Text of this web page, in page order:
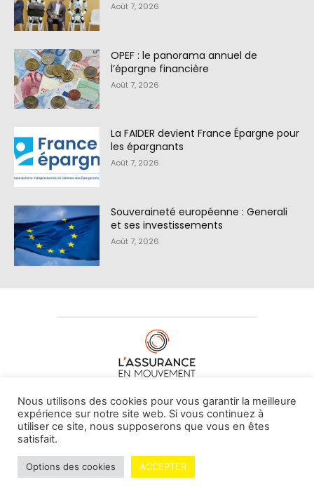
Août 7, 2026
OPEF : le panorama annuel de
l’épargne financière
Août 7, 2026
La FAIDER devient France Épargne pour
les épargnants
Août 7, 2026
Souveraineté européenne : Generali
et ses investissements
Août 7, 2026
À PROPOS DE NOUS•CONTACT
© L'assurance en mouvement -By Vovoxx Média
Mentions légales Contributeurs
Nous utilisons des cookies pour vous garantir la meilleure
expérience sur notre site web. Si vous continuez à
utiliser ce site, nous supposerons que vous en êtes
satisfait.
Options des cookies ACCEPTER